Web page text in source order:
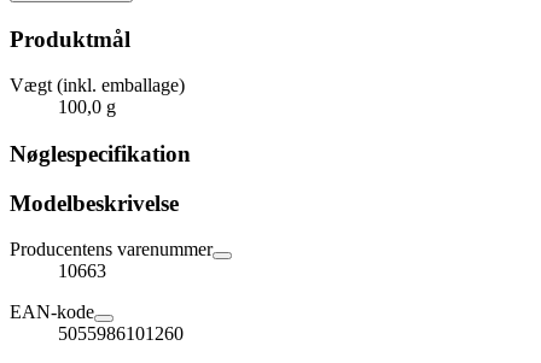
Produktmål
Vægt (inkl. emballage)
100,0 g
Nøglespecifikation
Modelbeskrivelse
Producentens varenummer
10663
EAN-kode
5055986101260